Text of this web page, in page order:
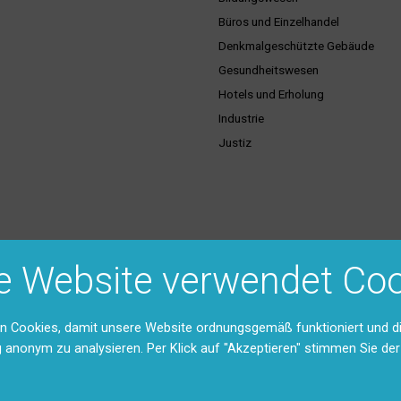
Büros und Einzelhandel
Denkmalgeschützte Gebäude
Gesundheitswesen
Hotels und Erholung
Industrie
Justiz
(DMS)
Vertriebsgebiete
Rücksendungen und Reparaturen
Feedback
Website verwendet
Cookies, damit unsere Website ordnungsgemäß funktioniert und
anonym zu analysieren. Per Klick auf "Akzeptieren" stimmen Sie